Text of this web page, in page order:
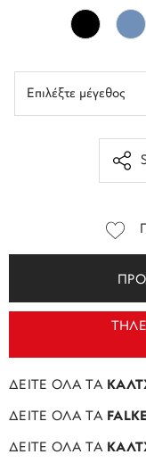
ΔΕΙΤΕ ΟΛΑ ΤΑ
ΔΕΙΤΕ ΟΛΑ ΤΑ FALKE
ΔΕΙΤΕ ΟΛΑ ΤΑ